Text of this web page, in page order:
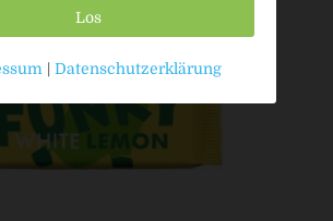
Los
| Datenschutzerklärung